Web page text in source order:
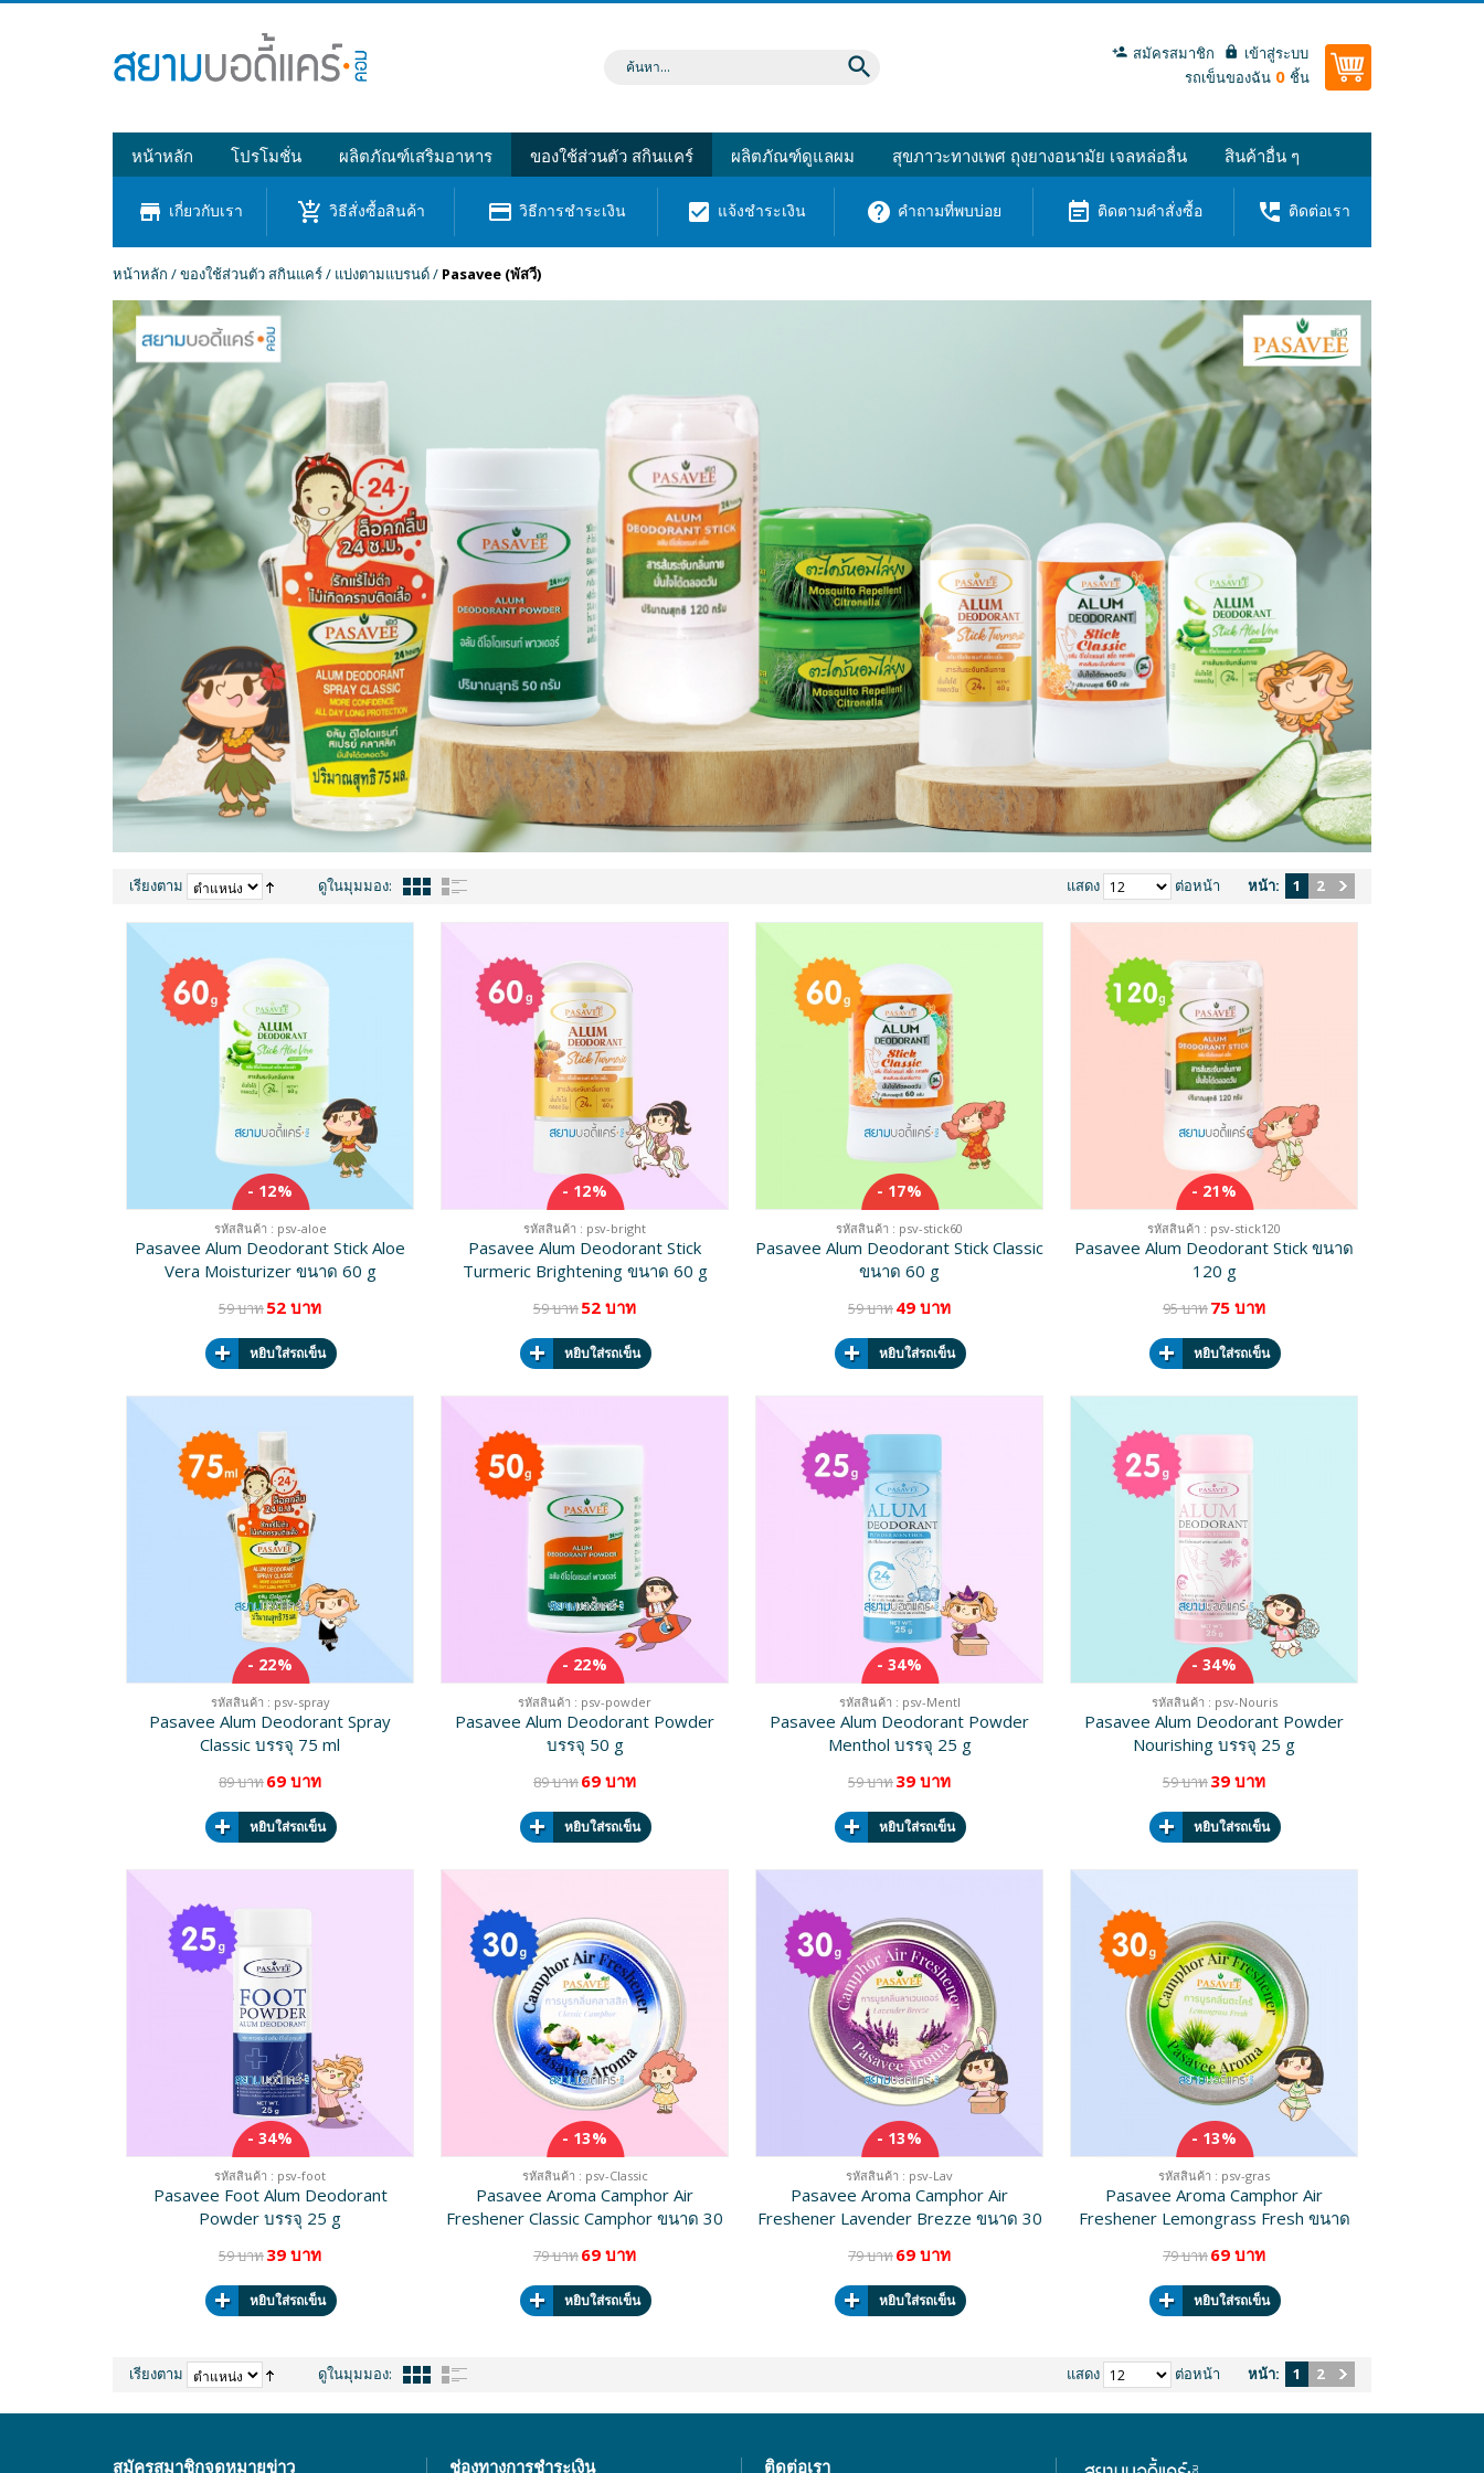
รถเข็นของฉัน 0 ชิ้น
สมัครสมาชิก เข้าสู่ระบบ
search
หน้าหลัก โปรโมชั่น ผลิตภัณฑ์เสริมอาหาร ของใช้ส่วนตัว สกินแคร์ ผลิตภัณฑ์ดูแลผม สุขภาวะทางเพศ ถุงยางอนามัย เจลหล่อลื่น สินค้าอื่น ๆ
store เกี่ยวกับเรา add_shopping_cart วิธีสั่งซื้อสินค้า credit_card วิธีการชำระเงิน check_box แจ้งชำระเงิน help คำถามที่พบบ่อย event_note ติดตามคำสั่งซื้อ perm_phone_msg ติดต่อเรา
หน้าหลัก /ของใช้ส่วนตัว สกินแคร์/ แบ่งตามแบรนด์/ Pasavee (พัสวี)
เรียงตาม ดูในมุมมอง: หน้า: 1 2
แสดง ต่อหน้า
- 12%
รหัสสินค้า : psv-aloe
Pasavee Alum Deodorant Stick Aloe
Vera Moisturizer ขนาด 60 g
59 บาท52 บาท
หยิบใส่รถเข็น
- 12%
รหัสสินค้า : psv-bright
Pasavee Alum Deodorant Stick
Turmeric Brightening ขนาด 60 g
59 บาท52 บาท
หยิบใส่รถเข็น
- 17%
รหัสสินค้า : psv-stick60
Pasavee Alum Deodorant Stick Classic
ขนาด 60 g
59 บาท49 บาท
หยิบใส่รถเข็น
- 21%
รหัสสินค้า : psv-stick120
Pasavee Alum Deodorant Stick ขนาด
120 g
95 บาท75 บาท
หยิบใส่รถเข็น
- 22%
รหัสสินค้า : psv-spray
Pasavee Alum Deodorant Spray
Classic บรรจุ 75 ml
89 บาท69 บาท
หยิบใส่รถเข็น
- 22%
รหัสสินค้า : psv-powder
Pasavee Alum Deodorant Powder
บรรจุ 50 g
89 บาท69 บาท
หยิบใส่รถเข็น
- 34%
รหัสสินค้า : psv-Mentl
Pasavee Alum Deodorant Powder
Menthol บรรจุ 25 g
59 บาท39 บาท
หยิบใส่รถเข็น
- 34%
รหัสสินค้า : psv-Nouris
Pasavee Alum Deodorant Powder
Nourishing บรรจุ 25 g
59 บาท39 บาท
หยิบใส่รถเข็น
- 34%
รหัสสินค้า : psv-foot
Pasavee Foot Alum Deodorant
Powder บรรจุ 25 g
59 บาท39 บาท
หยิบใส่รถเข็น
- 13%
รหัสสินค้า : psv-Classic
Pasavee Aroma Camphor Air
Freshener Classic Camphor ขนาด 30
79 บาท69 บาท
หยิบใส่รถเข็น
- 13%
รหัสสินค้า : psv-Lav
Pasavee Aroma Camphor Air
Freshener Lavender Brezze ขนาด 30
79 บาท69 บาท
หยิบใส่รถเข็น
- 13%
รหัสสินค้า : psv-gras
Pasavee Aroma Camphor Air
Freshener Lemongrass Fresh ขนาด
79 บาท69 บาท
หยิบใส่รถเข็น
เรียงตาม ดูในมุมมอง: หน้า: 1 2
แสดง ต่อหน้า
สมัครสมาชิกจดหมายข่าว ช่องทางการชำระเงิน ติดต่อเรา